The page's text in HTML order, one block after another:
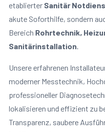
etablierter Sanitär
akute Soforthilfe, sondern
Bereich Rohrtechnik,
Sanitärinstallation.
Unsere erfahrenen
moderner Messtechnik,
professioneller
lokalisieren und effizient zu
Transparenz, saubere